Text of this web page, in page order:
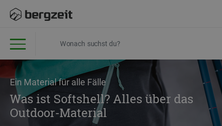
Ein Material für alle Fälle
Was ist Softshell? Alles über das
Outdoor-Material